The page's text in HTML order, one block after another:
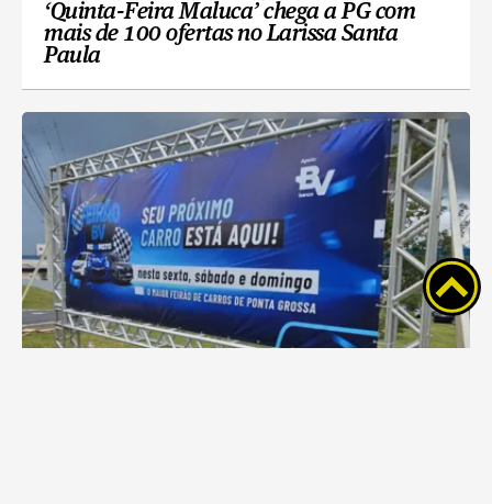
‘Quinta-Feira Maluca’ chega a PG com
mais de 100 ofertas no Larissa Santa
Paula